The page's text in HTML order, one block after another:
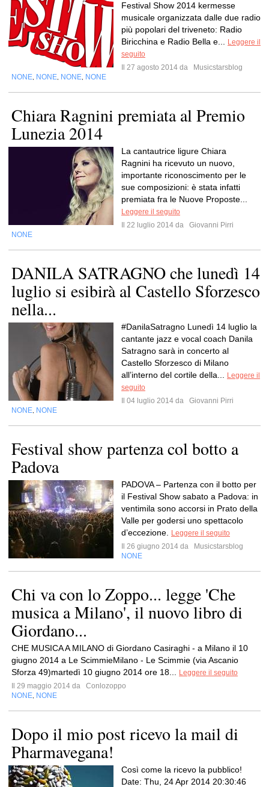
Festival Show 2014 kermesse
musicale organizzata dalle due radio
più popolari del triveneto: Radio
Biricchina e Radio Bella e...
Leggere il
seguito
Il 27 agosto 2014 da
Musicstarsblog
NONE NONE NONE NONE
Chiara Ragnini premiata al Premio
Lunezia 2014
La cantautrice ligure Chiara
Ragnini ha ricevuto un nuovo,
importante riconoscimento per le
sue composizioni: è stata infatti
premiata fra le Nuove Proposte...
Leggere il seguito
Il 22 luglio 2014 da
Giovanni Pirri
NONE
DANILA SATRAGNO che lunedì 14
luglio si esibirà al Castello Sforzesco
nella...
#DanilaSatragno Lunedì 14 luglio la
cantante jazz e vocal coach Danila
Satragno sarà in concerto al
Castello Sforzesco di Milano
all’interno del cortile della...
Leggere il
seguito
Il 04 luglio 2014 da
Giovanni Pirri
NONE NONE
Festival show partenza col botto a
Padova
PADOVA – Partenza con il botto per
il Festival Show sabato a Padova: in
ventimila sono accorsi in Prato della
Valle per godersi uno spettacolo
d’eccezione.
Leggere il seguito
Il 26 giugno 2014 da
Musicstarsblog
NONE
Chi va con lo Zoppo... legge 'Che
musica a Milano', il nuovo libro di
Giordano...
CHE MUSICA A MILANO di Giordano Casiraghi - a Milano il 10
giugno 2014 a Le ScimmieMilano - Le Scimmie (via Ascanio
Sforza 49)martedì 10 giugno 2014 ore 18...
Leggere il seguito
Il 29 maggio 2014 da
Conlozoppo
NONE NONE
Dopo il mio post ricevo la mail di
Pharmavegana!
Così come la ricevo la pubblico!
Date: Thu, 24 Apr 2014 20:30:46